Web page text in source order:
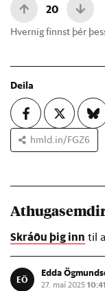
20
Hvernig finnst þér
Deila
hmld.in/FGZ6
Skráðu þig inn til
EÖ
Edda
27. maí 202510:41